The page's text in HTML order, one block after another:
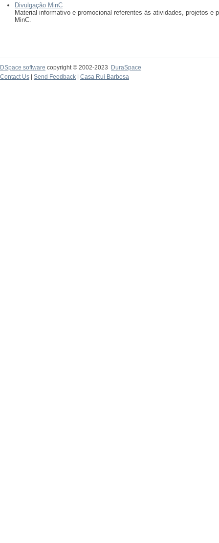
Divulgação MinC
Material informativo e promocional referentes às atividades, projetos e
MinC.
DSpace software copyright © 2002-2023
DuraSpace
Contact Us
Send Feedback Casa Rui Barbosa